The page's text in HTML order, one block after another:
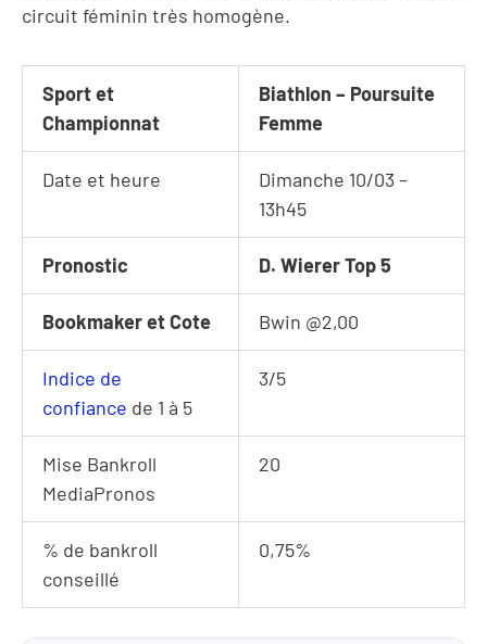
circuit féminin très homogène.
Sport et
Championnat
Biathlon – Poursuite
Femme
Date et heure
Dimanche 10/03 –
13h45
Pronostic D. Wierer Top 5
Bookmaker et Cote Bwin @2,00
Indice de
confiance de 1 à 5
3/5
Mise Bankroll
MediaPronos
20
% de bankroll
conseillé
0,75%